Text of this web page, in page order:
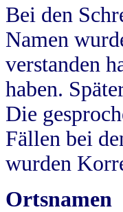
Bei den
Namen
verstanden
haben.
Die
Fällen bei
wurden
Ortsnamen